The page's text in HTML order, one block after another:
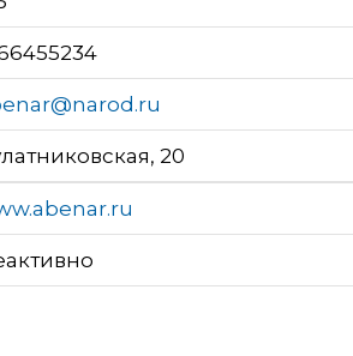
20